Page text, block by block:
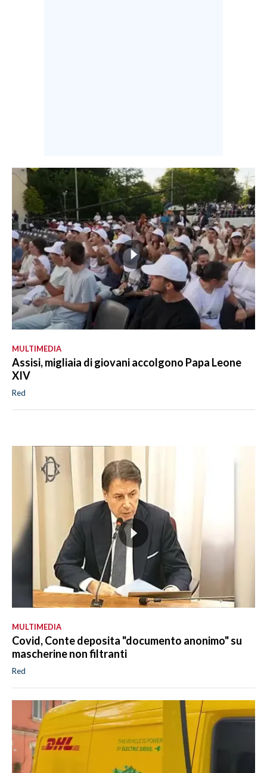
MULTIMEDIA
Assisi, migliaia di giovani accolgono Papa Leone
XIV
Red
MULTIMEDIA
Covid, Conte deposita "documento anonimo" su
mascherine non filtranti
Red